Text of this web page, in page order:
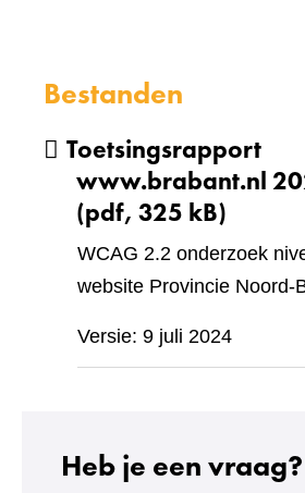
Bestanden
Toetsingsrapport
www.brabant.nl
(pdf, 325 kB)
WCAG 2.2 onderzoek
website Provincie Noord-
Versie: 9 juli 2024
Heb je een vraag?